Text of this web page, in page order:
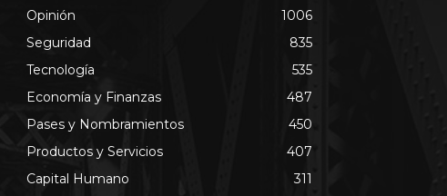
Opinión
1006
Seguridad
835
Tecnología
535
Economía y Finanzas
487
Pases y Nombramientos
450
Productos y Servicios
407
Capital Humano
311